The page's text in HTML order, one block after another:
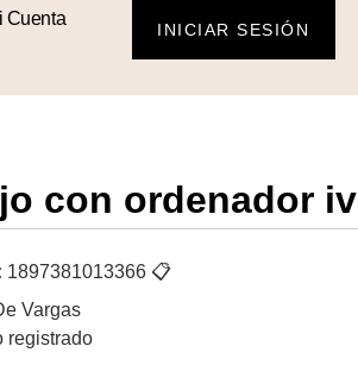
Cuenta
INICIAR SESIÓN
con ordenador iv
1897381013366📋
Vargas
registrado